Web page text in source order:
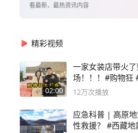
看最新、最热资讯内容
精彩视频
02:00
一家女装店带火
场！！！#购物狂
高品质女装
12万次播放
应急科普 | 高原
性救援？ #西藏地